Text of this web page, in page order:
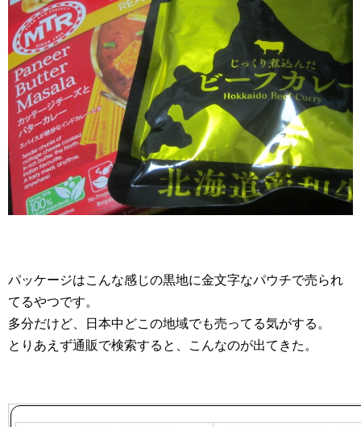
パッケージはこんな感じの黒地に金文字なパウチで売られ
てるやつです。
多分だけど、日本中どこの地域でも売ってる気がする。
とりあえず通販で検索すると、こんなのが出てきた。